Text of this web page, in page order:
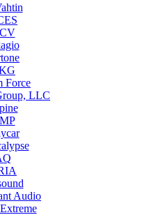
Force
LLC
Audio